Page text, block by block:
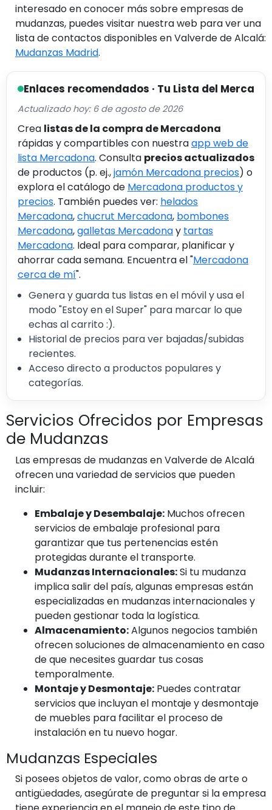
interesado en conocer más sobre empresas de
mudanzas, puedes visitar nuestra web para ver una
lista de contactos disponibles en Valverde de Alcalá:
Mudanzas Madrid.
Enlaces recomendados · Tu Lista del Merca
Actualizado hoy: 6 de agosto de 2026
Crea listas de la compra de Mercadona
rápidas y compartibles con nuestraapp web de
lista Mercadona. Consulta precios actualizados
de productos (p. ej.,jamón Mercadona precios) o
explora el catálogo de Mercadona productos y
precios. También puedes ver: helados
Mercadona,chucrut Mercadona, bombones
Mercadona,galletas Mercadonay tartas
Mercadona. Ideal para comparar, planificar y
ahorrar cada semana. Encuentra el "Mercadona
cerca de mí".
Genera y guarda tus listas en el móvil y usa el
modo "Estoy en el Super" para marcar lo que
echas al carrito :).
Historial de precios para ver bajadas/subidas
recientes.
Acceso directo a productos populares y
categorías.
Servicios Ofrecidos por Empresas
de Mudanzas
Las empresas de mudanzas en Valverde de Alcalá
ofrecen una variedad de servicios que pueden
incluir:
Embalaje y Desembalaje: Muchos ofrecen
servicios de embalaje profesional para
garantizar que tus pertenencias estén
protegidas durante el transporte.
Mudanzas Internacionales:Si tu mudanza
implica salir del país, algunas empresas están
especializadas en mudanzas internacionales y
pueden gestionar toda la logística.
Almacenamiento:Algunos negocios también
ofrecen soluciones de almacenamiento en caso
de que necesites guardar tus cosas
temporalmente.
Montaje y Desmontaje: Puedes contratar
servicios que incluyan el montaje y desmontaje
de muebles para facilitar el proceso de
instalación en tu nuevo hogar.
Mudanzas Especiales
Si posees objetos de valor, como obras de arte o
antigüedades, asegúrate de preguntar si la empresa